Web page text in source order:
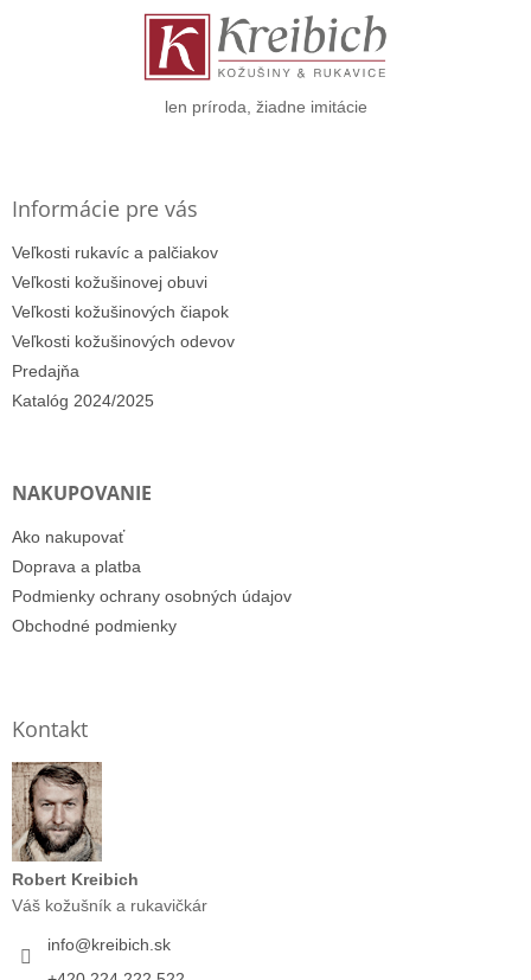
len príroda, žiadne imitácie
Informácie pre vás
Veľkosti rukavíc a palčiakov
Veľkosti kožušinovej obuvi
Veľkosti kožušinových čiapok
Veľkosti kožušinových odevov
Predajňa
Katalóg 2024/2025
NAKUPOVANIE
Ako nakupovať
Doprava a platba
Podmienky ochrany osobných údajov
Obchodné podmienky
Kontakt
Robert Kreibich
Váš kožušník a rukavičkár
info@kreibich.sk